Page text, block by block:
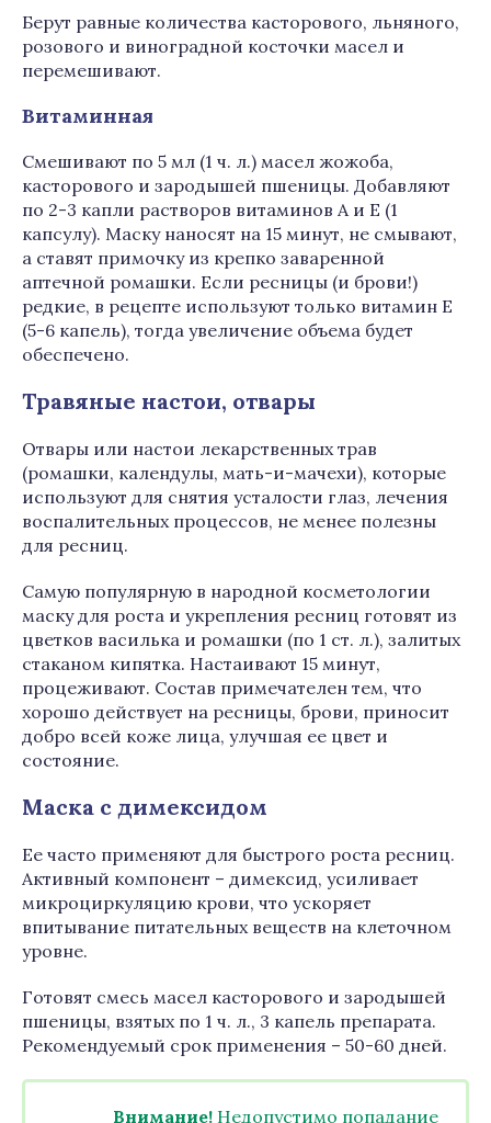
Берут равные количества касторового, льняного,
розового и виноградной косточки масел и
перемешивают.
Витаминная
Смешивают по 5 мл (1 ч. л.) масел жожоба,
касторового и зародышей пшеницы. Добавляют
по 2-3 капли растворов витаминов А и Е (1
капсулу). Маску наносят на 15 минут, не смывают,
а ставят примочку из крепко заваренной
аптечной ромашки. Если ресницы (и брови!)
редкие, в рецепте используют только витамин Е
(5-6 капель), тогда увеличение объема будет
обеспечено.
Травяные настои, отвары
Отвары или настои лекарственных трав
(ромашки, календулы, мать-и-мачехи), которые
используют для снятия усталости глаз, лечения
воспалительных процессов, не менее полезны
для ресниц.
Самую популярную в народной косметологии
маску для роста и укрепления ресниц готовят из
цветков василька и ромашки (по 1 ст. л.), залитых
стаканом кипятка. Настаивают 15 минут,
процеживают. Состав примечателен тем, что
хорошо действует на ресницы, брови, приносит
добро всей коже лица, улучшая ее цвет и
состояние.
Маска с димексидом
Ее часто применяют для быстрого роста ресниц.
Активный компонент – димексид, усиливает
микроциркуляцию крови, что ускоряет
впитывание питательных веществ на клеточном
уровне.
Готовят смесь масел касторового и зародышей
пшеницы, взятых по 1 ч. л., 3 капель препарата.
Рекомендуемый срок применения – 50-60 дней.
Внимание! Недопустимо попадание